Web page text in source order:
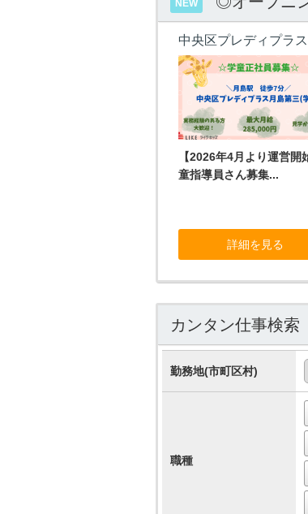
NEW
【2026年4月より運営開
童指導員さん募集...
詳細を見る
カンタン仕事検索
勤務地(市町区村)
職種